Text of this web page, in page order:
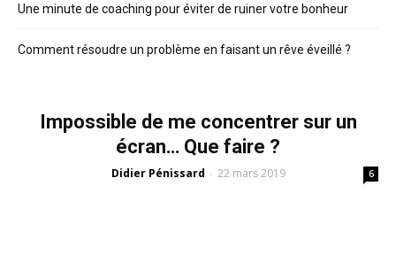
Une minute de coaching pour éviter de ruiner votre bonheur
Comment résoudre un problème en faisant un rêve éveillé ?
Impossible de me concentrer sur un
écran… Que faire ?
Didier Pénissard - 22 mars 2019 6